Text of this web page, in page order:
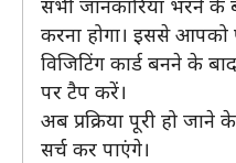
सभी जानकारियां भरने के
करना होगा। इससे आपको
विजिटिंग कार्ड बनने के
पर टैप करें।
अब प्रक्रिया पूरी हो
सर्च कर पाएंगे।